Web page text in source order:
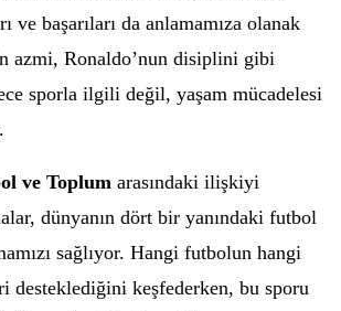
ve başarıları da anlamamıza olanak
azmi, Ronaldo’nun disiplini gibi
sporla ilgili değil, yaşam mücadelesi
ve Toplum arasındaki ilişkiyi
dünyanın dört bir yanındaki futbol
sağlıyor. Hangi futbolun hangi
desteklediğini keşfederken, bu sporu